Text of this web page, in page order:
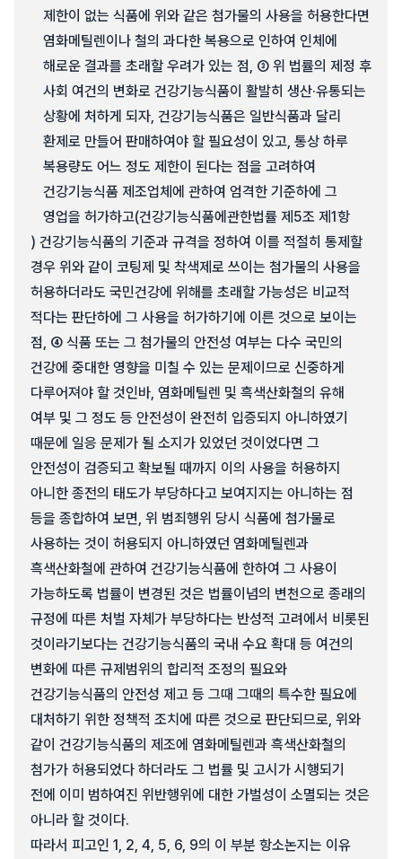
제한이 없는 식품에 위와 같은 첨가물의 사용을 허용한다면
염화메틸렌이나 철의 과다한 복용으로 인하여 인체에
해로운 결과를 초래할 우려가 있는 점, ③ 위 법률의 제정 후
사회 여건의 변화로 건강기능식품이 활발히 생산·유통되는
상황에 처하게 되자, 건강기능식품은 일반식품과 달리
환제로 만들어 판매하여야 할 필요성이 있고, 통상 하루
복용량도 어느 정도 제한이 된다는 점을 고려하여
건강기능식품 제조업체에 관하여 엄격한 기준하에 그
영업을 허가하고(건강기능식품에관한법률 제5조 제1항
) 건강기능식품의 기준과 규격을 정하여 이를 적절히 통제할
경우 위와 같이 코팅제 및 착색제로 쓰이는 첨가물의 사용을
허용하더라도 국민건강에 위해를 초래할 가능성은 비교적
적다는 판단하에 그 사용을 허가하기에 이른 것으로 보이는
점, ④ 식품 또는 그 첨가물의 안전성 여부는 다수 국민의
건강에 중대한 영향을 미칠 수 있는 문제이므로 신중하게
다루어져야 할 것인바, 염화메틸렌 및 흑색산화철의 유해
여부 및 그 정도 등 안전성이 완전히 입증되지 아니하였기
때문에 일응 문제가 될 소지가 있었던 것이었다면 그
안전성이 검증되고 확보될 때까지 이의 사용을 허용하지
아니한 종전의 태도가 부당하다고 보여지지는 아니하는 점
등을 종합하여 보면, 위 범죄행위 당시 식품에 첨가물로
사용하는 것이 허용되지 아니하였던 염화메틸렌과
흑색산화철에 관하여 건강기능식품에 한하여 그 사용이
가능하도록 법률이 변경된 것은 법률이념의 변천으로 종래의
규정에 따른 처벌 자체가 부당하다는 반성적 고려에서 비롯된
것이라기보다는 건강기능식품의 국내 수요 확대 등 여건의
변화에 따른 규제범위의 합리적 조정의 필요와
건강기능식품의 안전성 제고 등 그때 그때의 특수한 필요에
대처하기 위한 정책적 조치에 따른 것으로 판단되므로, 위와
같이 건강기능식품의 제조에 염화메틸렌과 흑색산화철의
첨가가 허용되었다 하더라도 그 법률 및 고시가 시행되기
전에 이미 범하여진 위반행위에 대한 가벌성이 소멸되는 것은
아니라 할 것이다.
따라서 피고인 1, 2, 4, 5, 6, 9의 이 부분 항소논지는 이유